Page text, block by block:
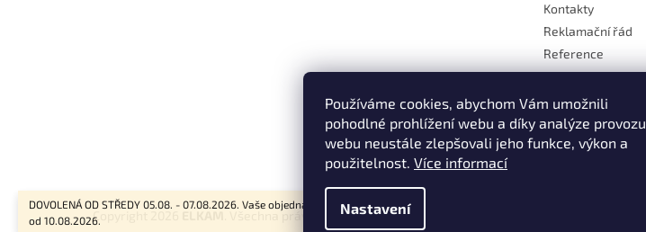
Používáme cookies, abychom Vám umožnili
pohodlné prohlížení webu a díky analýze provozu
webu neustále zlepšovali jeho funkce, výkon a
použitelnost. Více informací
Nastavení
DOVOLENÁ OD STŘEDY 05.08. - 07.08.2026. Vaše objednávky budou vyřizovány
od 10.08.2026.
Kontakty
Reklamační řád
Reference
Doprava
Platby
Kontakt
Moje objednávka
Copyright 2026 . Všechna práva vyhrazena.